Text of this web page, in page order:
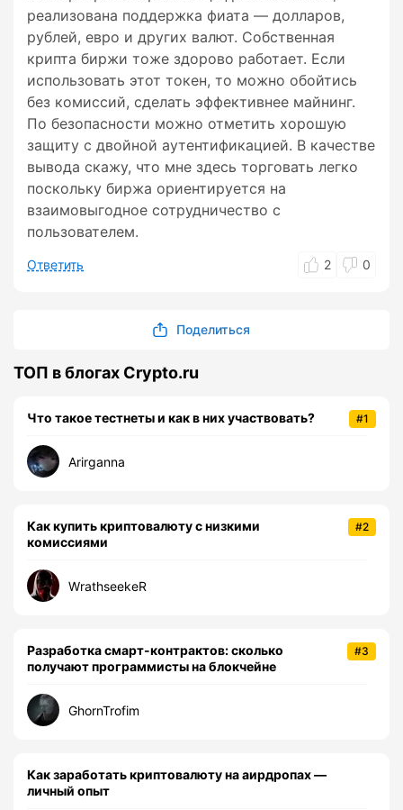
реализована поддержка фиата — долларов,
рублей, евро и других валют. Собственная
крипта биржи тоже здорово работает. Если
использовать этот токен, то можно обойтись
без комиссий, сделать эффективнее майнинг.
По безопасности можно отметить хорошую
защиту с двойной аутентификацией. В качестве
вывода скажу, что мне здесь торговать легко
поскольку биржа ориентируется на
взаимовыгодное сотрудничество с
пользователем.
Ответить 2 0
Поделиться
ТОП в блогах Crypto.ru
#1
Что такое тестнеты и как в них участвовать?
Arirganna
#2
Как купить криптовалюту с низкими
комиссиями
WrathseekeR
#3
Разработка смарт-контрактов: сколько
получают программисты на блокчейне
GhornTrofim
Как заработать криптовалюту на аирдропах —
личный опыт